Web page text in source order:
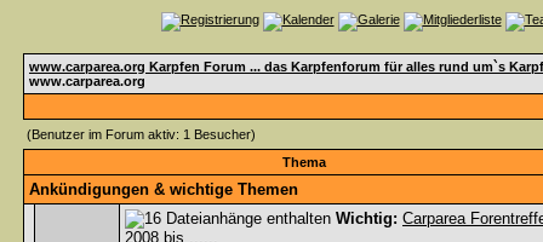
www.carparea.org Karpfen Forum ... das Karpfenforum für alles rund um`s
www.carparea.org
(Benutzer im Forum aktiv: 1 Besucher)
Thema
Ankündigungen & wichtige Themen
Wichtig: Carparea
2008 bis ......